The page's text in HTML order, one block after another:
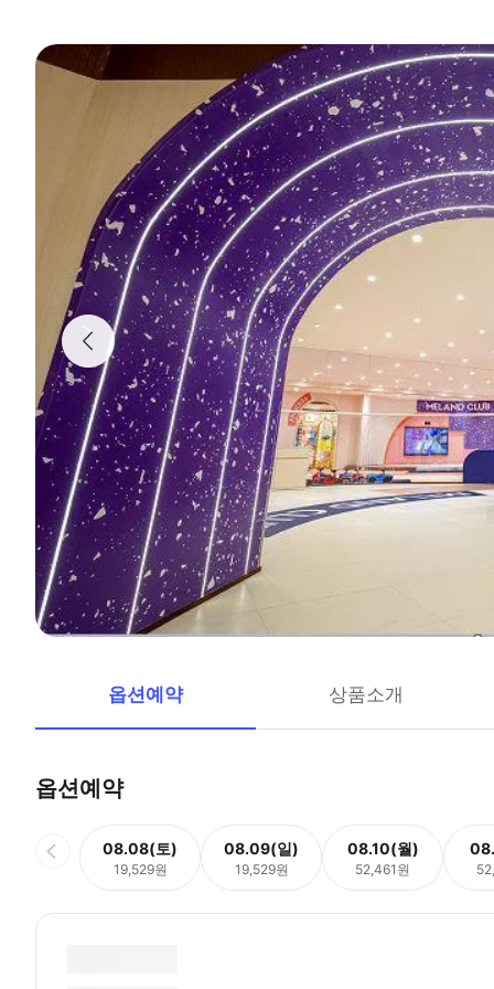
옵션예약 상품소개
옵션예약
08.08(토)
19,529원
08.09(일)
19,529원
08.10(월)
52,461원